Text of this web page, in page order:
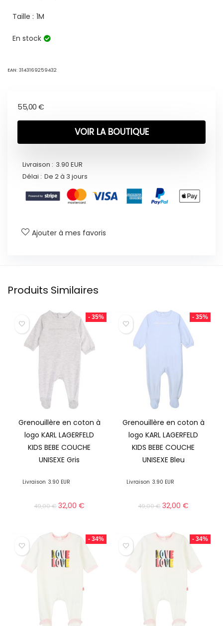
Taille : 1M
En stock
EAN: 3143169259432
55,00 €
VOIR LA BOUTIQUE
Livraison : 3.90 EUR
Délai : De 2 à 3 jours
Ajouter à mes favoris
Produits Similaires
- 35%
Grenouillère en coton à
logo KARL LAGERFELD
KIDS BEBE COUCHE
UNISEXE Gris
Livraison 3.90 EUR
49,00€ 32,00€
- 35%
Grenouillère en coton à
logo KARL LAGERFELD
KIDS BEBE COUCHE
UNISEXE Bleu
Livraison 3.90 EUR
49,00€ 32,00€
- 34% - 34%